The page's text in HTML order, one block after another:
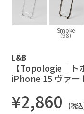
Smoke
(98)
L&B
【Topologie｜
iPhone 15 ヴァー
¥2,860 (税